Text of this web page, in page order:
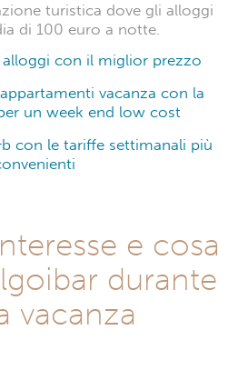
turistica dove gli alloggi
di 100 euro a notte.
con il miglior prezzo
vacanza con la
un week end low cost
con le tariffe settimanali più
e cosa
durante
vacanza